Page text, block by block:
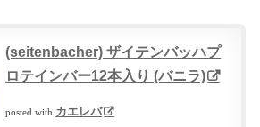
(seitenbacher) ザイテンバッハプ
ロテインバー12本入り (バニラ)
posted with カエレバ